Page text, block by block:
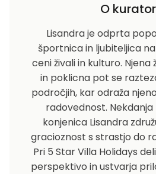
O
Lisandra je odprta
športnica in ljubiteljica
ceni živali in kulturo.
in poklicna pot se
področjih, kar odraža
radovednost.
konjenica Lisandra
gracioznost s strastjo do
Pri 5 Star Villa Holidays
perspektivo in ustvarja